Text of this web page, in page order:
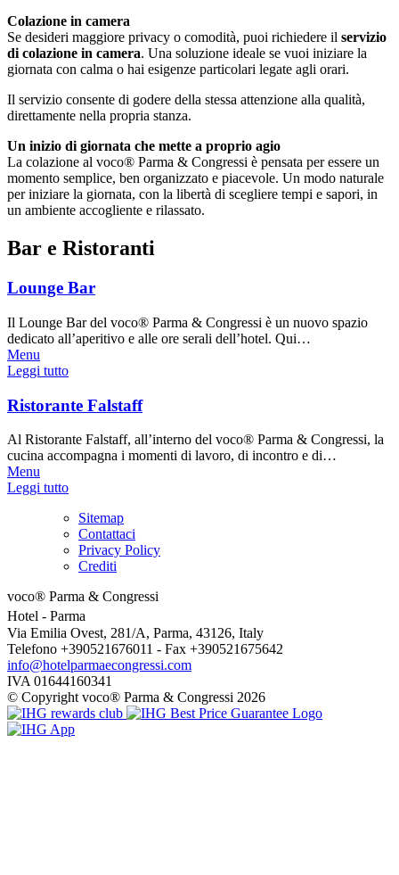
Colazione in camera
Se desideri maggiore privacy o comodità, puoi richiedere il servizio
di colazione in camera. Una soluzione ideale se vuoi iniziare la
giornata con calma o hai esigenze particolari legate agli orari.
Il servizio consente di godere della stessa attenzione alla qualità,
direttamente nella propria stanza.
Un inizio di giornata che mette a proprio agio
La colazione al voco® Parma & Congressi è pensata per essere un
momento semplice, ben organizzato e piacevole. Un modo naturale
per iniziare la giornata, con la libertà di scegliere tempi e sapori, in
un ambiente accogliente e rilassato.
Bar e Ristoranti
Lounge Bar
Il Lounge Bar del voco® Parma & Congressi è un nuovo spazio
dedicato all’aperitivo e alle ore serali dell’hotel. Qui…
Menu
Leggi tutto
Ristorante Falstaff
Al Ristorante Falstaff, all’interno del voco® Parma & Congressi, la
cucina accompagna i momenti di lavoro, di incontro e di…
Menu
Leggi tutto
Sitemap
Contattaci
Privacy Policy
Crediti
voco® Parma & Congressi
Hotel - Parma
Via Emilia Ovest, 281/A, Parma, 43126, Italy
Telefono +390521676011 - Fax +390521675642
info@hotelparmaecongressi.com
IVA 01644160341
© Copyright voco® Parma & Congressi 2026